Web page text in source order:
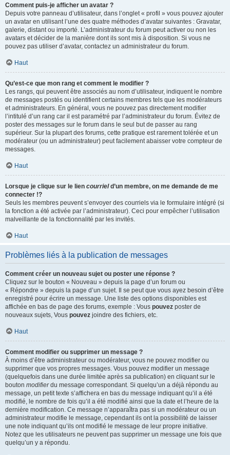
Comment puis-je afficher un avatar ?
Depuis votre panneau d’utilisateur, dans l’onglet « profil » vous pouvez ajouter
un avatar en utilisant l’une des quatre méthodes d’avatar suivantes : Gravatar,
galerie, distant ou importé. L’administrateur du forum peut activer ou non les
avatars et décider de la manière dont ils sont mis à disposition. Si vous ne
pouvez pas utiliser d’avatar, contactez un administrateur du forum.
Haut
Qu’est-ce que mon rang et comment le modifier ?
Les rangs, qui peuvent être associés au nom d’utilisateur, indiquent le nombre
de messages postés ou identifient certains membres tels que les modérateurs
et administrateurs. En général, vous ne pouvez pas directement modifier
l’intitulé d’un rang car il est paramétré par l’administrateur du forum. Évitez de
poster des messages sur le forum dans le seul but de passer au rang
supérieur. Sur la plupart des forums, cette pratique est rarement tolérée et un
modérateur (ou un administrateur) peut facilement abaisser votre compteur de
messages.
Haut
Lorsque je clique sur le lien courrield’un membre, on me demande de me
connecter !?
Seuls les membres peuvent s’envoyer des courriels via le formulaire intégré (si
la fonction a été activée par l’administrateur). Ceci pour empêcher l’utilisation
malveillante de la fonctionnalité par les invités.
Haut
Problèmes liés à la publication de messages
Comment créer un nouveau sujet ou poster une réponse ?
Cliquez sur le bouton « Nouveau » depuis la page d’un forum ou
« Répondre » depuis la page d’un sujet. Il se peut que vous ayez besoin d’être
enregistré pour écrire un message. Une liste des options disponibles est
affichée en bas de page des forums, exemple : Vous pouvez poster de
nouveaux sujets, Vous pouvez joindre des fichiers, etc.
Haut
Comment modifier ou supprimer un message ?
À moins d’être administrateur ou modérateur, vous ne pouvez modifier ou
supprimer que vos propres messages. Vous pouvez modifier un message
(quelquefois dans une durée limitée après sa publication) en cliquant sur le
bouton modifierdu message correspondant. Si quelqu’un a déjà répondu au
message, un petit texte s’affichera en bas du message indiquant qu’il a été
modifié, le nombre de fois qu’il a été modifié ainsi que la date et l’heure de la
dernière modification. Ce message n’apparaîtra pas si un modérateur ou un
administrateur modifie le message, cependant ils ont la possibilité de laisser
une note indiquant qu’ils ont modifié le message de leur propre initiative.
Notez que les utilisateurs ne peuvent pas supprimer un message une fois que
quelqu’un y a répondu.